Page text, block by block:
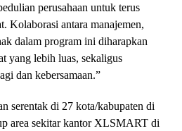
perusahaan untuk terus
Kolaborasi antara manajemen,
dalam program ini diharapkan
yang lebih luas, sekaligus
dan kebersamaan.”
serentak di 27 kota/kabupaten di
area sekitar kantor XLSMART di